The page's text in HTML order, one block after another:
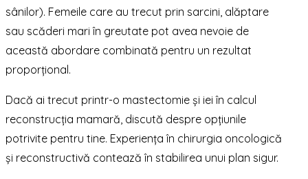
sânilor). Femeile care au trecut prin sarcini, alăptare
sau scăderi mari în greutate pot avea nevoie de
această abordare combinată pentru un rezultat
proporțional.
Dacă ai trecut printr-o mastectomie și iei în calcul
reconstrucția mamară, discută despre opțiunile
potrivite pentru tine. Experiența în chirurgia oncologică
și reconstructivă contează în stabilirea unui plan sigur.